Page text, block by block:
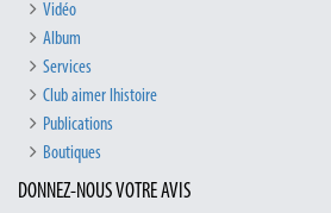
Vidéo
Album
Services
Club aimer lhistoire
Publications
Boutiques
DONNEZ-NOUS VOTRE AVIS